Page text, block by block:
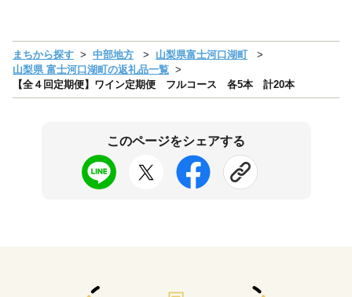
まちから探す 中部地方
山梨県富士河口湖町
山梨県 富士河口湖町の返礼品一覧
【全４回定期便】ワイン定期便 フルコース 各5本 計20本
このページをシェアする